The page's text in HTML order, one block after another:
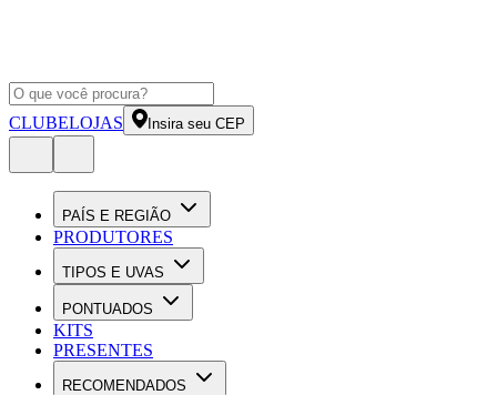
CLUBELOJAS Insira seu CEP
PAÍS E REGIÃO
PRODUTORES
TIPOS E UVAS
PONTUADOS
KITS
PRESENTES
RECOMENDADOS